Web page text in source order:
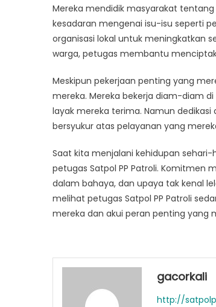
Mereka mendidik masyarakat
kesadaran mengenai isu-isu seperti
organisasi lokal untuk meningkatkan
warga, petugas membantu
Meskipun pekerjaan penting yang
mereka. Mereka bekerja diam-diam
layak mereka terima. Namun
bersyukur atas pelayanan yang
Saat kita menjalani kehidupan
petugas Satpol PP Patroli. Komitmen
dalam bahaya, dan upaya tak kenal
melihat petugas Satpol PP Patroli
mereka dan akui peran penting yang
gacorkali
http://